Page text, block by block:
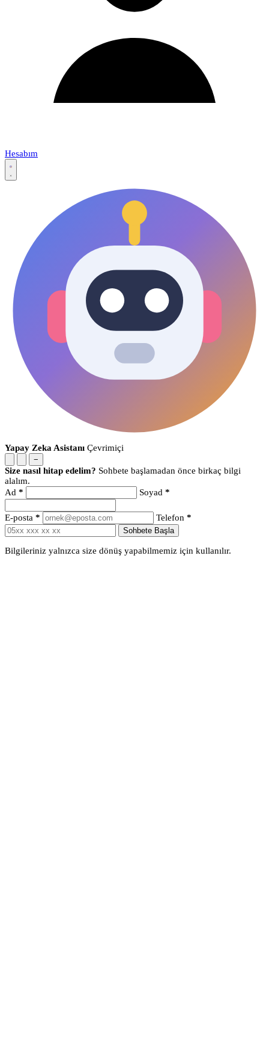
Hesabım
Yapay Zeka Asistanı Çevrimiçi
−
Size nasıl hitap edelim? Sohbete başlamadan önce birkaç bilgi
alalım.
Ad * Soyad *
E-posta * Telefon *
Sohbete Başla
Bilgileriniz yalnızca size dönüş yapabilmemiz için kullanılır.